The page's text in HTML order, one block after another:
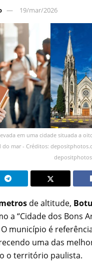
19/mar/2026
em uma cidade situada a
do mar - Créditos:
de altitude,
a “Cidade dos Bons
O município é
uma das
o território paulista.